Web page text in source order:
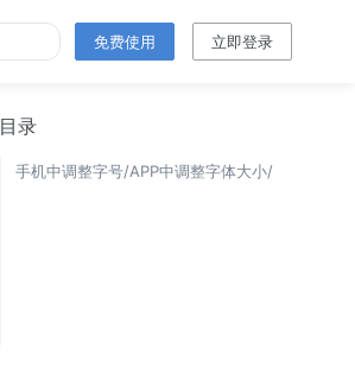
免费使用 立即登录
目录
手机中调整字号/APP中调整字体大小/